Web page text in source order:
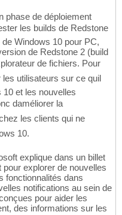
phase de déploiement
les builds de Redstone
Windows 10 pour PC,
de Redstone 2 (build
de fichiers. Pour
utilisateurs sur ce quil
et les nouvelles
daméliorer la
les clients qui ne
10.
explique dans un billet
explorer de nouvelles
fonctionnalités dans
notifications au sein de
pour aider les
des informations sur les